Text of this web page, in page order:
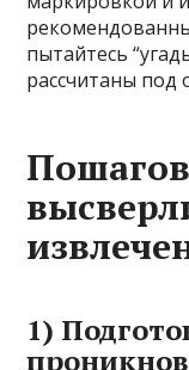
пытайтесь
рассчитаны под
1)